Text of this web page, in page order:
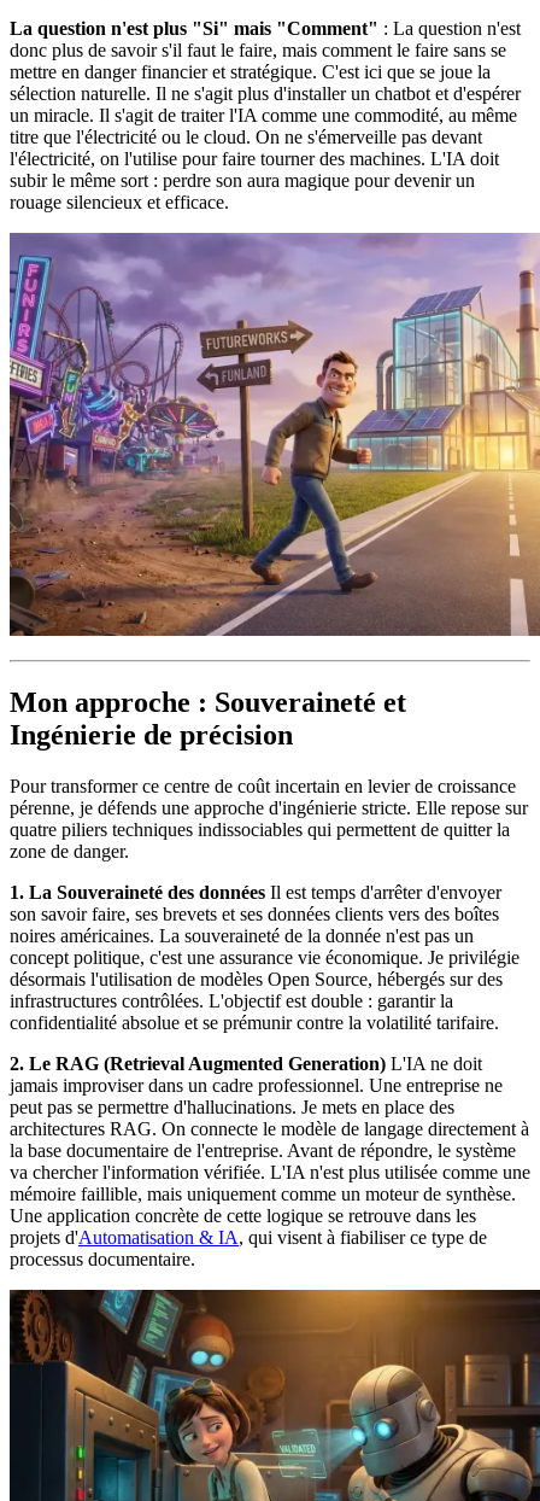
La question n'est plus "Si" mais "Comment" : La question n'est
donc plus de savoir s'il faut le faire, mais comment le faire sans se
mettre en danger financier et stratégique. C'est ici que se joue la
sélection naturelle. Il ne s'agit plus d'installer un chatbot et d'espérer
un miracle. Il s'agit de traiter l'IA comme une commodité, au même
titre que l'électricité ou le cloud. On ne s'émerveille pas devant
l'électricité, on l'utilise pour faire tourner des machines. L'IA doit
subir le même sort : perdre son aura magique pour devenir un
rouage silencieux et efficace.
Mon approche : Souveraineté et
Ingénierie de précision
Pour transformer ce centre de coût incertain en levier de croissance
pérenne, je défends une approche d'ingénierie stricte. Elle repose sur
quatre piliers techniques indissociables qui permettent de quitter la
zone de danger.
1. La Souveraineté des données Il est temps d'arrêter d'envoyer
son savoir faire, ses brevets et ses données clients vers des boîtes
noires américaines. La souveraineté de la donnée n'est pas un
concept politique, c'est une assurance vie économique. Je privilégie
désormais l'utilisation de modèles Open Source, hébergés sur des
infrastructures contrôlées. L'objectif est double : garantir la
confidentialité absolue et se prémunir contre la volatilité tarifaire.
2. Le RAG (Retrieval Augmented Generation) L'IA ne doit
jamais improviser dans un cadre professionnel. Une entreprise ne
peut pas se permettre d'hallucinations. Je mets en place des
architectures RAG. On connecte le modèle de langage directement à
la base documentaire de l'entreprise. Avant de répondre, le système
va chercher l'information vérifiée. L'IA n'est plus utilisée comme une
mémoire faillible, mais uniquement comme un moteur de synthèse.
Une application concrète de cette logique se retrouve dans les
projets d'Automatisation & IA, qui visent à fiabiliser ce type de
processus documentaire.